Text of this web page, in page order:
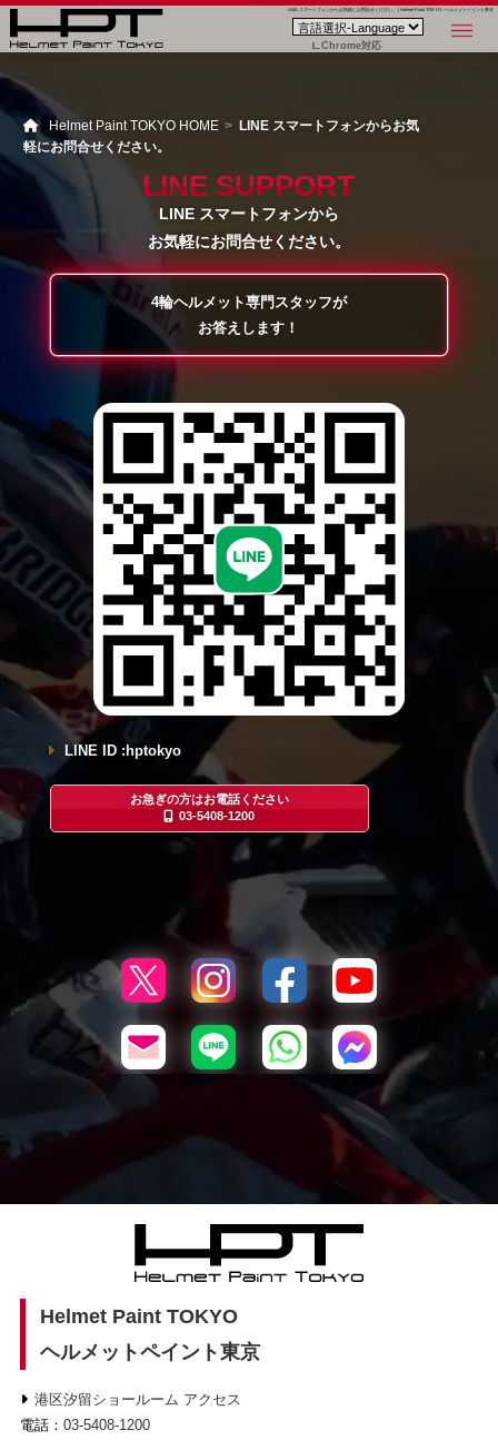
LINE スマートフォンからお気軽にお問合せください。 | Helmet Paint TOKYO - ヘルメットペイント東京
Chrome対応
Helmet Paint TOKYO HOME
LINE スマートフォンからお気
軽にお問合せください。
LINE SUPPORT
LINE スマートフォンから
お気軽にお問合せください。
4輪ヘルメット専門スタッフが
お答えします！
LINE ID :hptokyo
お急ぎの方はお電話ください
03-5408-1200
Helmet Paint TOKYO
ヘルメットペイント東京
港区汐留ショールーム アクセス
電話： 03-5408-1200